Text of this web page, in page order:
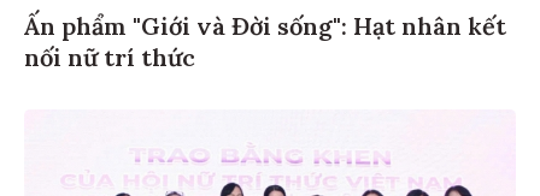
Ấn phẩm "Giới và Đời sống": Hạt nhân kết
nối nữ trí thức